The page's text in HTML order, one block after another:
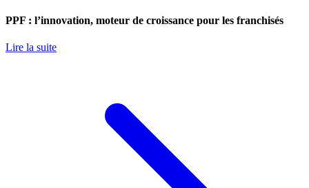
PPF : l’innovation, moteur de croissance pour les franchisés
Lire la suite